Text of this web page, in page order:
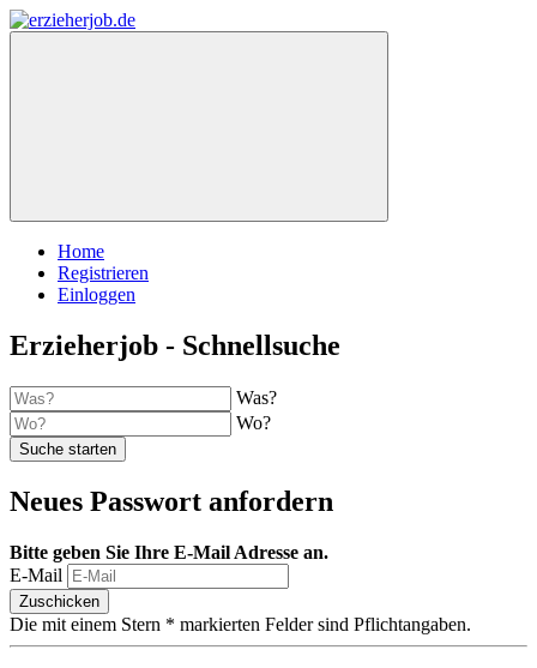
Home
Registrieren
Einloggen
Erzieherjob - Schnellsuche
Was?
Wo?
Suche starten
Neues Passwort anfordern
Bitte geben Sie Ihre E-Mail Adresse an.
E-Mail
Zuschicken
Die mit einem Stern * markierten Felder sind Pflichtangaben.